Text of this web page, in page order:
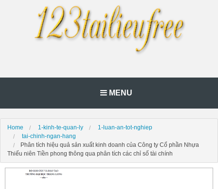
MENU
Home 1-kinh-te-quan-ly
1-luan-an-tot-nghiep
tai-chinh-ngan-hang
Phân tích hiệu quả sản xuất kinh doanh của Công ty Cổ phần Nhựa
Thiếu niên Tiền phong thông qua phân tích các chỉ số tài chính